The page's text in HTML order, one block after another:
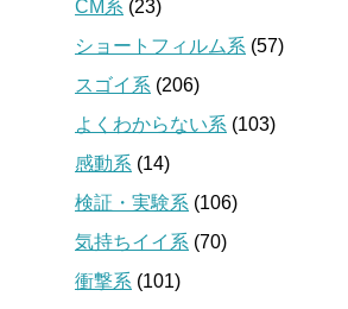
CM系 (23)
ショートフィルム系 (57)
スゴイ系 (206)
よくわからない系 (103)
感動系 (14)
検証・実験系 (106)
気持ちイイ系 (70)
衝撃系 (101)